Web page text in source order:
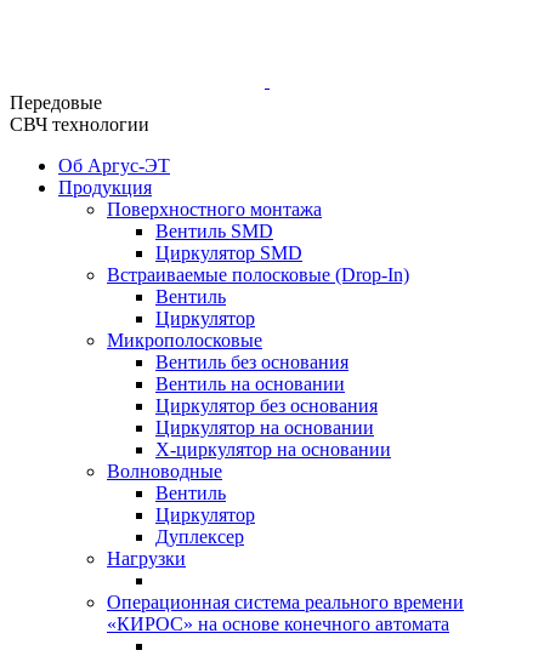
Передовые
СВЧ технологии
Об Аргус-ЭТ
Продукция
Поверхностного монтажа
Вентиль SMD
Циркулятор SMD
Встраиваемые полосковые (Drop-In)
Вентиль
Циркулятор
Микрополосковые
Вентиль без основания
Вентиль на основании
Циркулятор без основания
Циркулятор на основании
Х-циркулятор на основании
Волноводные
Вентиль
Циркулятор
Дуплексер
Нагрузки
Операционная система реального времени
«КИРОС» на основе конечного автомата